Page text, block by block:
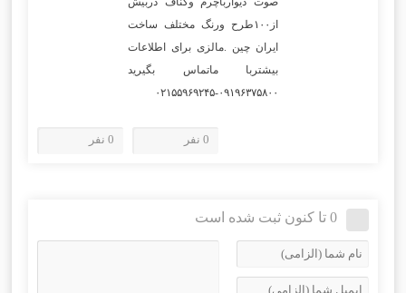
از۱۰۰طرح ورنگ مختلف ساخت
ایران چین .مالزی برای اطلاعات
بیشتربا ماتماس بگیرید
۰۹۱۹۶۳۷۵۸۰۰-۰۲۱۵۵۹۶۹۲۴۵
0 نفر 0 نفر
0 تا کنون ثبت شده است